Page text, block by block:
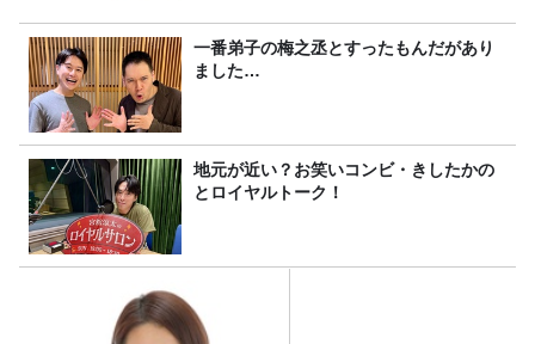
一番弟子の梅之丞とすったもんだがあり
ました…
地元が近い？お笑いコンビ・きしたかの
とロイヤルトーク！